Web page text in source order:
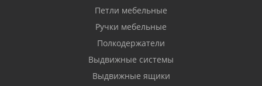
Петли мебельные
Ручки мебельные
Полкодержатели
Выдвижные системы
Выдвижные ящики